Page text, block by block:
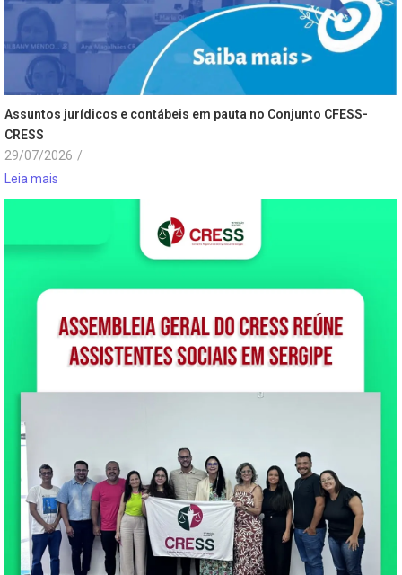
Assuntos jurídicos e contábeis em pauta no Conjunto CFESS-
CRESS
29/07/2026 /
Leia mais